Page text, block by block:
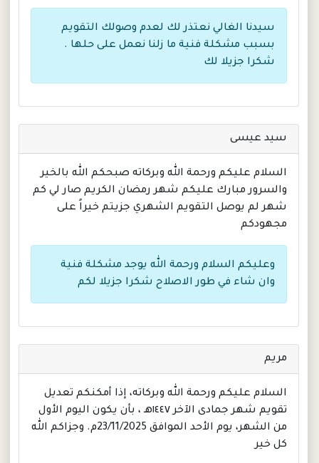
سيدنا الغالي نعتذر لك لعدم وصولك التقويم
بسبب مشكلة فنية ما زلنا نعمل على حلها .
شكرا جزيلا لك
سيد عيسى
السلام عليكم ورحمة الله وبركاته صبحكم الله بالخير
والسرور مبارك عليكم شهر رمضان الكريم صار لي كم
شهر لم يوصل التقويم الشهري جزيتم خيراً على
مجهودكم
وعليكم السلام ورحمة الله يوجد مشكلة فنية
وان شاء في طور الاصلاح شكرا جزيلا لكم
مريم
السلام عليكم ورحمة الله وبركاته، إذا أمكنكم تعديل
تقويم شهر جمادى الآخر ١٤٤٧هـ ، بأن يكون اليوم الأول
من الشهر، يوم الأحد الموافق 23/11/2025م. وجزاكم الله
كل خير